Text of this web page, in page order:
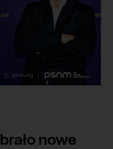
nowe